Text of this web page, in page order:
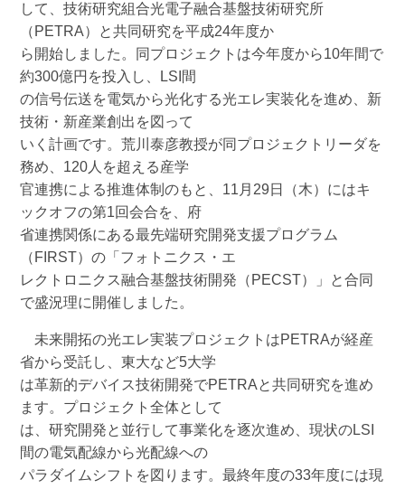
して、技術研究組合光電子融合基盤技術研究所
（PETRA）と共同研究を平成24年度か
ら開始しました。同プロジェクトは今年度から10年間で
約300億円を投入し、LSI間
の信号伝送を電気から光化する光エレ実装化を進め、新
技術・新産業創出を図って
いく計画です。荒川泰彦教授が同プロジェクトリーダを
務め、120人を超える産学
官連携による推進体制のもと、11月29日（木）にはキ
ックオフの第1回会合を、府
省連携関係にある最先端研究開発支援プログラム
（FIRST）の「フォトニクス・エ
レクトロニクス融合基盤技術開発（PECST）」と合同
で盛況理に開催しました。
未来開拓の光エレ実装プロジェクトはPETRAが経産
省から受託し、東大など5大学
は革新的デバイス技術開発でPETRAと共同研究を進め
ます。プロジェクト全体として
は、研究開発と並行して事業化を逐次進め、現状のLSI
間の電気配線から光配線への
パラダイムシフトを図ります。最終年度の33年度には現